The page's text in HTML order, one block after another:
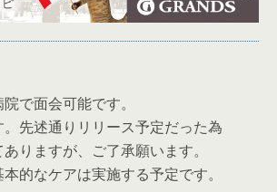
で面会可能です。
先述通りリリース予定だった為
りますが、ご了承願います。
的なケアは実施する予定です。